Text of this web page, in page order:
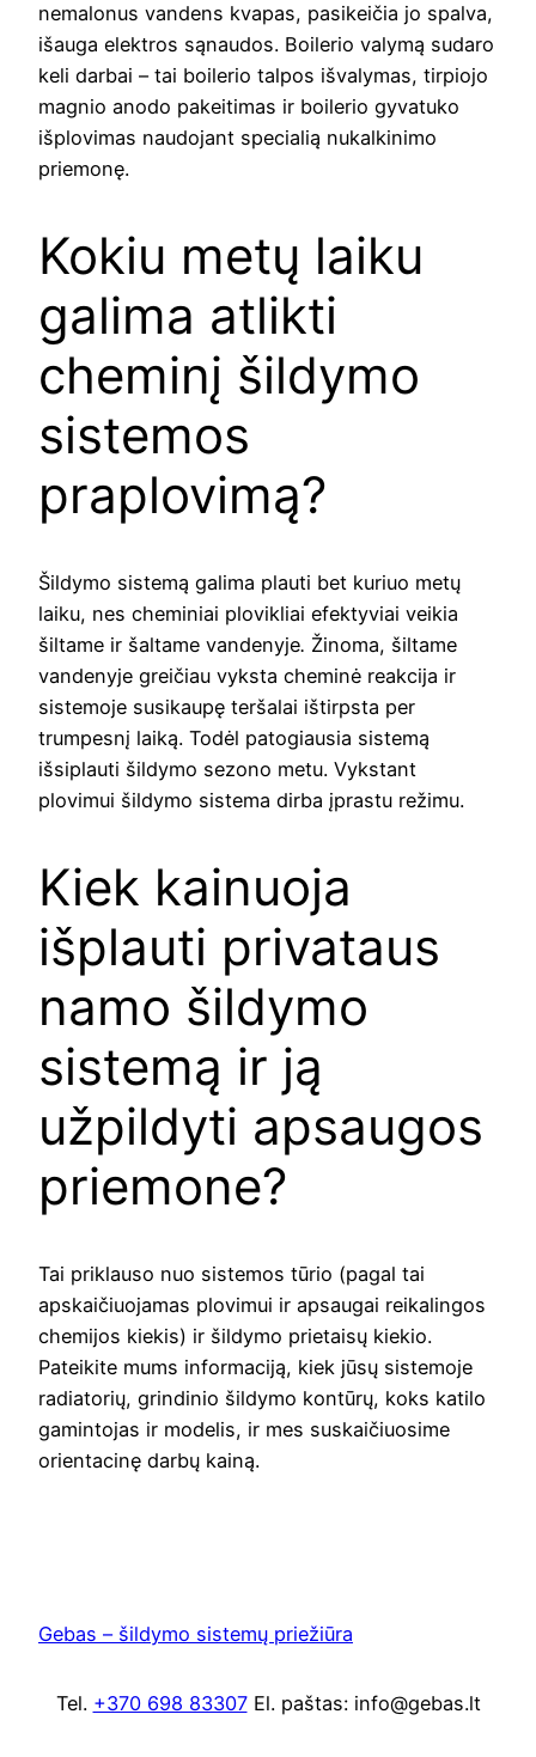
nemalonus vandens kvapas, pasikeičia jo spalva,
išauga elektros sąnaudos. Boilerio valymą sudaro
keli darbai – tai boilerio talpos išvalymas, tirpiojo
magnio anodo pakeitimas ir boilerio gyvatuko
išplovimas naudojant specialią nukalkinimo
priemonę.
Kokiu metų laiku
galima atlikti
cheminį šildymo
sistemos
praplovimą?
Šildymo sistemą galima plauti bet kuriuo metų
laiku, nes cheminiai plovikliai efektyviai veikia
šiltame ir šaltame vandenyje. Žinoma, šiltame
vandenyje greičiau vyksta cheminė reakcija ir
sistemoje susikaupę teršalai ištirpsta per
trumpesnį laiką. Todėl patogiausia sistemą
išsiplauti šildymo sezono metu. Vykstant
plovimui šildymo sistema dirba įprastu režimu.
Kiek kainuoja
išplauti privataus
namo šildymo
sistemą ir ją
užpildyti apsaugos
priemone?
Tai priklauso nuo sistemos tūrio (pagal tai
apskaičiuojamas plovimui ir apsaugai reikalingos
chemijos kiekis) ir šildymo prietaisų kiekio.
Pateikite mums informaciją, kiek jūsų sistemoje
radiatorių, grindinio šildymo kontūrų, koks katilo
gamintojas ir modelis, ir mes suskaičiuosime
orientacinę darbų kainą.
Gebas – šildymo sistemų priežiūra
Tel. +370 698 83307El. paštas: info@gebas.lt